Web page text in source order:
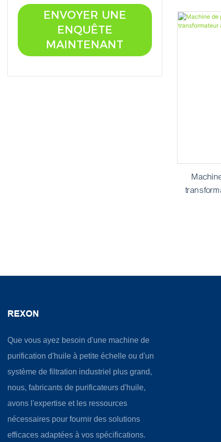
ENVOYER UNE
ENQUÊTE
MAINTENANT
REXON
Que vous ayez besoin d'une machine de
purification d'huile à petite échelle ou d'un
système de filtration industriel plus grand,
nous, fabricants de purificateurs d'huile,
avons l'expertise et les ressources
nécessaires pour fournir des solutions
efficaces adaptées à vos spécifications.